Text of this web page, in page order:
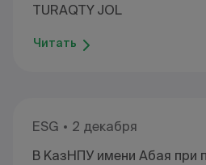
TURAQTY JOL
Читать
ESG
2 декабря
В КазНПУ имени Абая при